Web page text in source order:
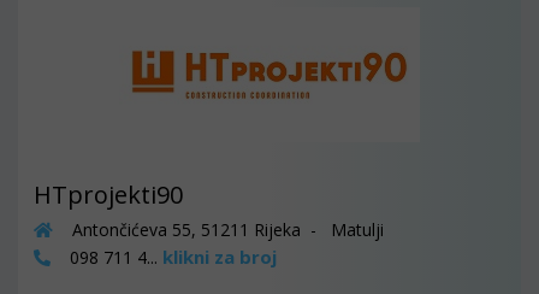
HTprojekti90
Antončićeva 55, 51211 Rijeka - Matulji
098 711 4... klikni za broj